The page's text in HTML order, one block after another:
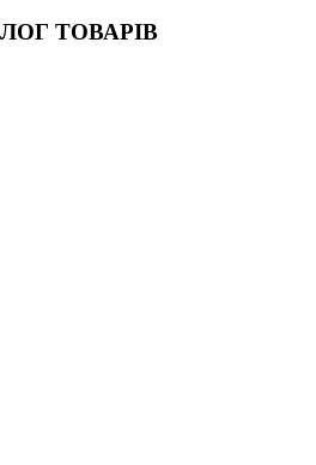
ТОВАРІВ